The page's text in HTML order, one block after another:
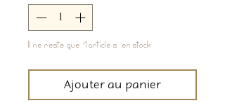
Il ne reste que 1 article(s) en stock
Ajouter au panier